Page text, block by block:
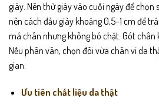
giày. Nên thử giày vào cuối ngày để chọn
nên cách đầu giày khoảng 0,5–1 cm để
má chân nhưng không bó chặt. Gót chân
Nếu phân vân, chọn đôi vừa chân vì da
gian.
Ưu tiên chất liệu da thật